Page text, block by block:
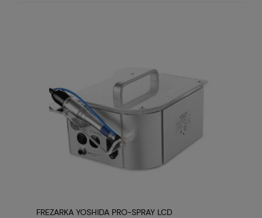
FREZARKA YOSHIDA PRO-SPRAY LCD